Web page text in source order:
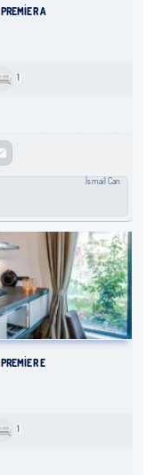
PREMIER A
1
İsmail Can
PREMIER E
1